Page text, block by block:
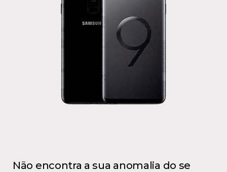
Não encontra a sua anomalia do se